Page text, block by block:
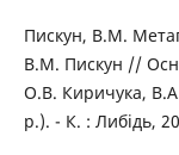
Пискун, В.М.
В.М. Пискун //
О.В. Киричука,
р.). - К. : Либідь,